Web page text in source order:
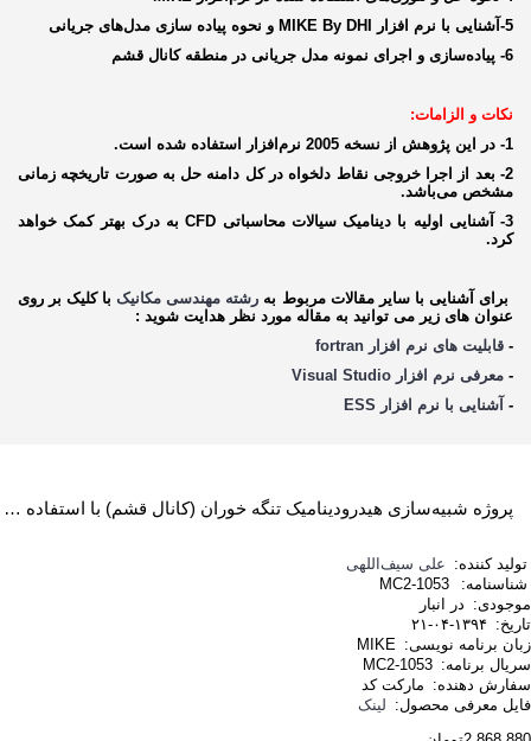
5-آشنایی با نرم افزار MIKE By DHI و نحوه پیاده سازی مدل‌های جریانی
6- پیاده‌سازی و اجرای نمونه مدل جریانی در منطقه کانال قشم
نکات و الزامات:
1- در این پژوهش از نسخه 2005 نرم‌افزار استفاده شده است.
2- بعد از اجرا خروجی نقاط دلخواه در کل دامنه حل به صورت تاریخچه زمانی
مشخص می‌باشد.
3- آشنایی اولیه با دینامیک سیالات محاسباتی CFD به درک بهتر کمک خواهد
کرد.
برای آشنایی با سایر مقالات مربوط به رشته مهندسی مکانیکبا کلیک بر روی
عنوان های زیر می توانید به مقاله مورد نظر هدایت شوید :
- قابلیت های نرم افزار fortran
- معرفی نرم افزار Visual Studio
- آشنایی با نرم افزار ESS
پروژه شبیه‌سازی هیدرودینامیک تنگه خوران (کانال قشم) با استفاده از مدل جریانی MIKE21 با استفاده از نرم افزار MIKE
تولید کننده: علی سیف‌اللهی
شناسنامه:
MC2-1053
موجودی: در انبار
تاریخ: ۱۳۹۴-۰۴-۲۱
زبان برنامه نویسی: MIKE
سریال برنامه: MC2-1053
سفارش دهنده: مارکت کد
فایل معرفی محصول: لینک